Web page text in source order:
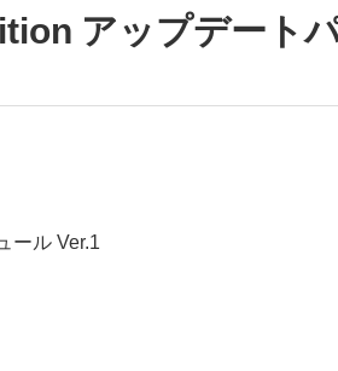
アップデート
ール Ver.1